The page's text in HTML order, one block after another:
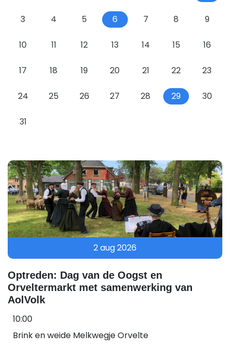
3 4 5 6 7 8 9
10 11 12 13 14 15 16
17 18 19 20 21 22 23
24 25 26 27 28 29 30
31
2 aug 2026
Optreden: Dag van de Oogst en
Orveltermarkt met samenwerking van
AolVolk
10:00
Brink en weide Melkwegje Orvelte